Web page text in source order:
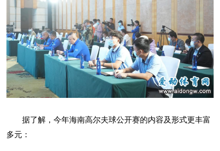
据了解，今年海南高尔夫球公开赛的内容及形式更丰富
多元：